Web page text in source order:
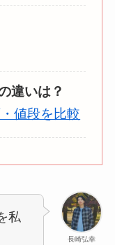
違いは？
値段を比較
長崎弘幸
私